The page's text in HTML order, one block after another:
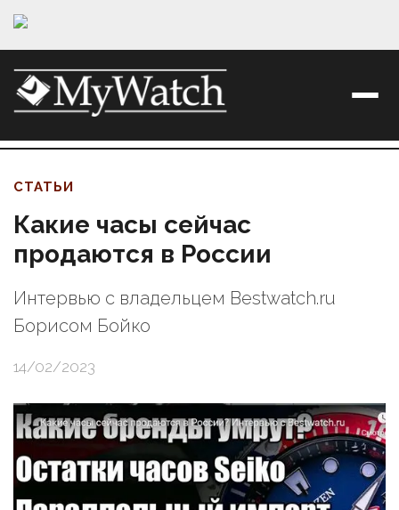
СТАТЬИ
Какие часы сейчас
продаются в России
Интервью с владельцем Bestwatch.ru
Борисом Бойко
14/02/2023